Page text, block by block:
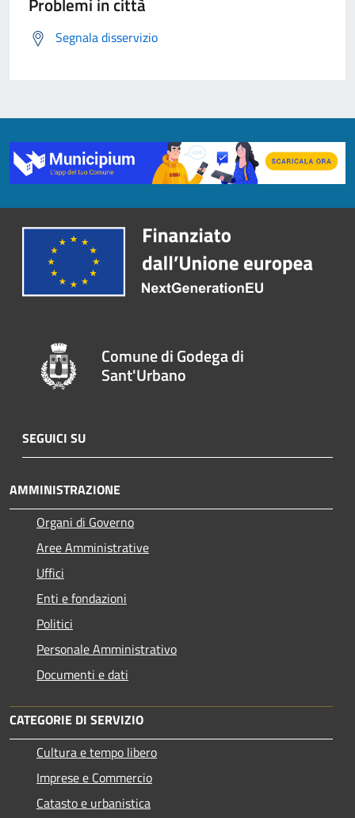
Segnala disservizio
Comune di Godega di
Sant'Urbano
SEGUICI SU
AMMINISTRAZIONE
Organi di Governo
Aree Amministrative
Uffici
Enti e fondazioni
Politici
Personale Amministrativo
Documenti e dati
CATEGORIE DI SERVIZIO
Cultura e tempo libero
Imprese e Commercio
Catasto e urbanistica